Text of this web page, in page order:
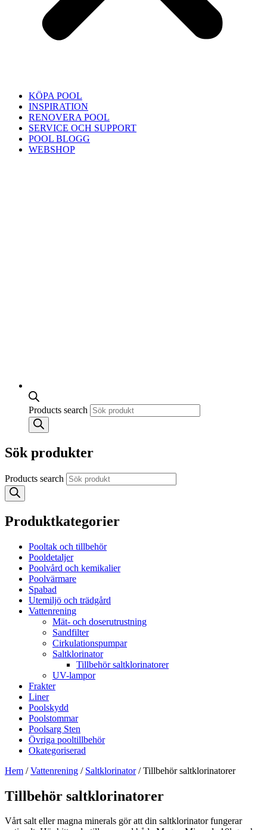
KÖPA POOL
INSPIRATION
RENOVERA POOL
SERVICE OCH SUPPORT
POOL BLOGG
WEBSHOP
Products search
Sök produkter
Products search
Produktkategorier
Pooltak och tillbehör
Pooldetaljer
Poolvård och kemikalier
Poolvärmare
Spabad
Utemiljö och trädgård
Vattenrening
Mät- och doserutrustning
Sandfilter
Cirkulationspumpar
Saltklorinator
Tillbehör saltklorinatorer
UV-lampor
Frakter
Liner
Poolskydd
Poolstommar
Poolsarg Sten
Övriga pooltillbehör
Okategoriserad
Hem /Vattenrening / Saltklorinator/ Tillbehör saltklorinatorer
Tillbehör saltklorinatorer
Vårt salt eller magna minerals gör att din saltklorinator fungerar